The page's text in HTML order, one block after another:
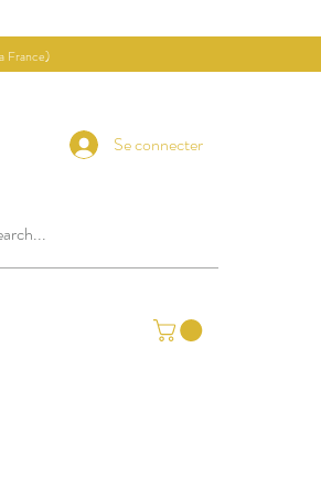
France)
Se connecter